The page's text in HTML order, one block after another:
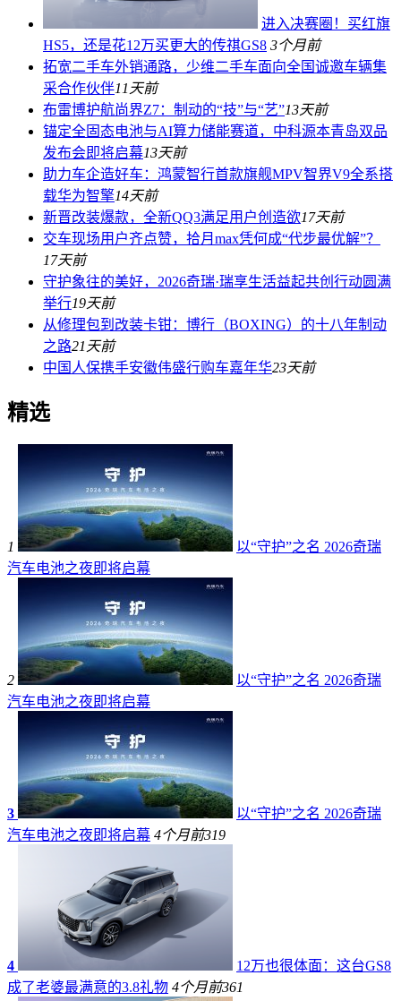
进入决赛圈！买红旗
HS5，还是花12万买更大的传祺GS8 3个月前
拓宽二手车外销通路，少维二手车面向全国诚邀车辆集
采合作伙伴11天前
布雷博护航尚界Z7：制动的“技”与“艺”13天前
锚定全固态电池与AI算力储能赛道，中科源本青岛双品
发布会即将启幕13天前
助力车企造好车：鸿蒙智行首款旗舰MPV智界V9全系搭
载华为智擎14天前
新晋改装爆款，全新QQ3满足用户创造欲17天前
交车现场用户齐点赞，拾月max凭何成“代步最优解”？
17天前
守护象往的美好，2026奇瑞·瑞享生活益起共创行动圆满
举行19天前
从修理包到改装卡钳：博行（BOXING）的十八年制动
之路21天前
中国人保携手安徽伟盛行购车嘉年华23天前
精选
1
以“守护”之名 2026奇瑞
汽车电池之夜即将启幕
2
以“守护”之名 2026奇瑞
汽车电池之夜即将启幕
3
以“守护”之名 2026奇瑞
汽车电池之夜即将启幕 4个月前319
4
12万也很体面：这台GS8
成了老婆最满意的3.8礼物 4个月前361